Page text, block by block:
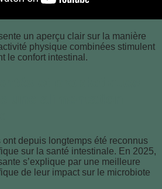
un aperçu clair sur la manière
physique combinées stimulent
le confort intestinal.
ont depuis longtemps été reconnus
sur la santé intestinale. En 2025,
s’explique par une meilleure
de leur impact sur le microbiote